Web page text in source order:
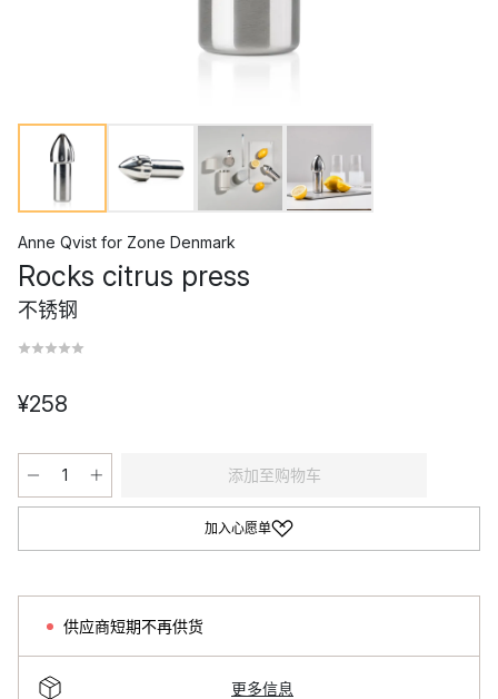
Anne Qvist for Zone Denmark
Rocks citrus press
不锈钢
¥258
添加至购物车
加入心愿单
供应商短期不再供货
更多信息